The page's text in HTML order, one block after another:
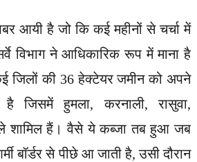
आयी है जो कि कई महीनों से चर्चा में
विभाग ने आधिकारिक रूप में माना है
जिलों की 36 हेक्टेयर जमीन को अपने
जिसमें हुमला, करनाली, रासुवा,
शामिल हैं। वैसे ये कब्जा तब हुआ जब
बॉर्डर से पीछे आ जाती है, उसी दौरान